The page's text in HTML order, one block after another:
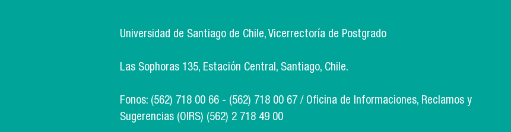
Universidad de Santiago de Chile, Vicerrectoría de Postgrado
Las Sophoras 135, Estación Central, Santiago, Chile.
Fonos: (562) 718 00 66 - (562) 718 00 67 / Oficina de Informaciones, Reclamos y
Sugerencias (OIRS) (562) 2 718 49 00